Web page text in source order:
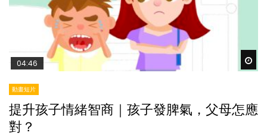
04:46
動畫短片
提升孩子情緒智商｜孩子發脾氣，父母怎應
對？